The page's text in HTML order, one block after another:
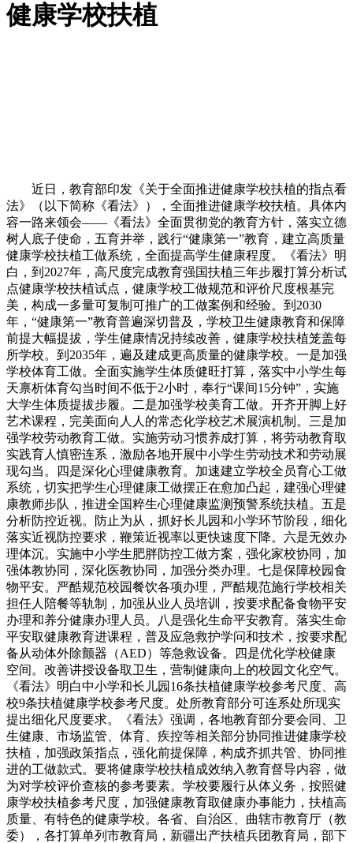
健康学校扶植
近日，教育部印发《关于全面推进健康学校扶植的指点看
法》（以下简称《看法》），全面推进健康学校扶植。具体内
容一路来领会——《看法》全面贯彻党的教育方针，落实立德
树人底子使命，五育并举，践行“健康第一”教育，建立高质量
健康学校扶植工做系统，全面提高学生健康程度。《看法》明
白，到2027年，高尺度完成教育强国扶植三年步履打算分析试
点健康学校扶植试点，健康学校工做规范和评价尺度根基完
美，构成一多量可复制可推广的工做案例和经验。到2030
年，“健康第一”教育普遍深切普及，学校卫生健康教育和保障
前提大幅提拔，学生健康情况持续改善，健康学校扶植笼盖每
所学校。到2035年，遍及建成更高质量的健康学校。一是加强
学校体育工做。全面实施学生体质健旺打算，落实中小学生每
天禀析体育勾当时间不低于2小时，奉行“课间15分钟”，实施
大学生体质提拔步履。二是加强学校美育工做。开齐开脚上好
艺术课程，完美面向人人的常态化学校艺术展演机制。三是加
强学校劳动教育工做。实施劳动习惯养成打算，将劳动教育取
实践育人慎密连系，激励各地开展中小学生劳动技术和劳动展
现勾当。四是深化心理健康教育。加速建立学校全员育心工做
系统，切实把学生心理健康工做摆正在愈加凸起，建强心理健
康教师步队，推进全国粹生心理健康监测预警系统扶植。五是
分析防控近视。防止为从，抓好长儿园和小学环节阶段，细化
落实近视防控要求，鞭策近视率以更快速度下降。六是无效办
理体沉。实施中小学生肥胖防控工做方案，强化家校协同，加
强体教协同，深化医教协同，加强分类办理。七是保障校园食
物平安。严酷规范校园餐饮各项办理，严酷规范施行学校相关
担任人陪餐等轨制，加强从业人员培训，按要求配备食物平安
办理和养分健康办理人员。八是强化生命平安教育。落实生命
平安取健康教育进课程，普及应急救护学问和技术，按要求配
备从动体外除颤器（AED）等急救设备。四是优化学校健康
空间。改善讲授设备取卫生，营制健康向上的校园文化空气。
《看法》明白中小学和长儿园16条扶植健康学校参考尺度、高
校9条扶植健康学校参考尺度。处所教育部分可连系处所现实
提出细化尺度要求。《看法》强调，各地教育部分要会同、卫
生健康、市场监管、体育、疾控等相关部分协同推进健康学校
扶植，加强政策指点，强化前提保障，构成齐抓共管、协同推
进的工做款式。要将健康学校扶植成效纳入教育督导内容，做
为对学校评价查核的参考要素。学校要履行从体义务，按照健
康学校扶植参考尺度，加强健康教育取健康办事能力，扶植高
质量、有特色的健康学校。各省、自治区、曲辖市教育厅（教
委），各打算单列市教育局，新疆出产扶植兵团教育局，部下